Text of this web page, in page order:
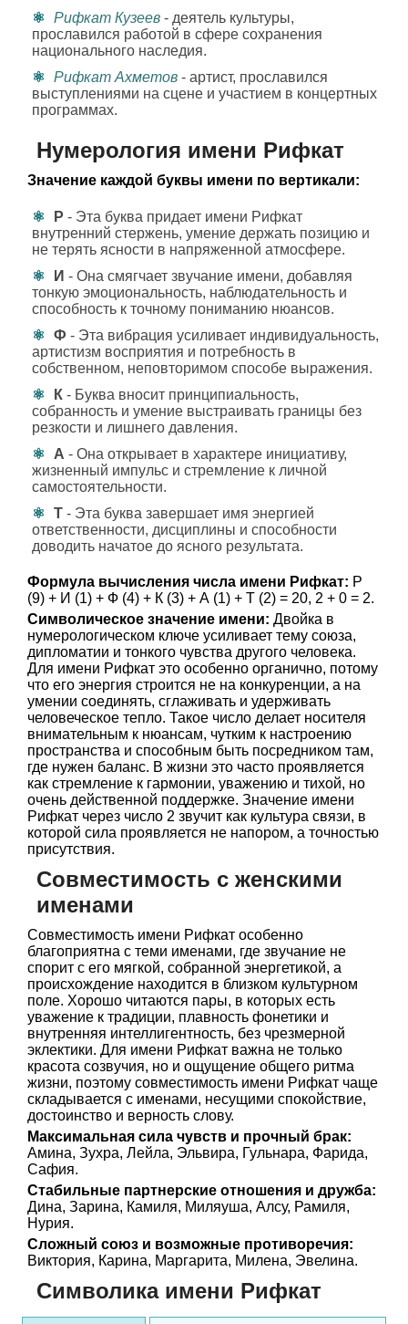
Рифкат Кузеев - деятель культуры,
прославился работой в сфере сохранения
национального наследия.
Рифкат Ахметов - артист, прославился
выступлениями на сцене и участием в концертных
программах.
Нумерология имени Рифкат
Значение каждой буквы имени по вертикали:
Р - Эта буква придает имени Рифкат
внутренний стержень, умение держать позицию и
не терять ясности в напряженной атмосфере.
И - Она смягчает звучание имени, добавляя
тонкую эмоциональность, наблюдательность и
способность к точному пониманию нюансов.
Ф - Эта вибрация усиливает индивидуальность,
артистизм восприятия и потребность в
собственном, неповторимом способе выражения.
К - Буква вносит принципиальность,
собранность и умение выстраивать границы без
резкости и лишнего давления.
А - Она открывает в характере инициативу,
жизненный импульс и стремление к личной
самостоятельности.
Т - Эта буква завершает имя энергией
ответственности, дисциплины и способности
доводить начатое до ясного результата.
Формула вычисления числа имени Рифкат: Р
(9) + И (1) + Ф (4) + К (3) + А (1) + Т (2) = 20, 2 + 0 = 2.
Символическое значение имени: Двойка в
нумерологическом ключе усиливает тему союза,
дипломатии и тонкого чувства другого человека.
Для имени Рифкат это особенно органично, потому
что его энергия строится не на конкуренции, а на
умении соединять, сглаживать и удерживать
человеческое тепло. Такое число делает носителя
внимательным к нюансам, чутким к настроению
пространства и способным быть посредником там,
где нужен баланс. В жизни это часто проявляется
как стремление к гармонии, уважению и тихой, но
очень действенной поддержке. Значение имени
Рифкат через число 2 звучит как культура связи, в
которой сила проявляется не напором, а точностью
присутствия.
Совместимость с женскими
именами
Совместимость имени Рифкат особенно
благоприятна с теми именами, где звучание не
спорит с его мягкой, собранной энергетикой, а
происхождение находится в близком культурном
поле. Хорошо читаются пары, в которых есть
уважение к традиции, плавность фонетики и
внутренняя интеллигентность, без чрезмерной
эклектики. Для имени Рифкат важна не только
красота созвучия, но и ощущение общего ритма
жизни, поэтому совместимость имени Рифкат чаще
складывается с именами, несущими спокойствие,
достоинство и верность слову.
Максимальная сила чувств и прочный брак:
Амина, Зухра, Лейла, Эльвира, Гульнара, Фарида,
Сафия.
Стабильные партнерские отношения и дружба:
Дина, Зарина, Камиля, Миляуша, Алсу, Рамиля,
Нурия.
Сложный союз и возможные противоречия:
Виктория, Карина, Маргарита, Милена, Эвелина.
Символика имени Рифкат